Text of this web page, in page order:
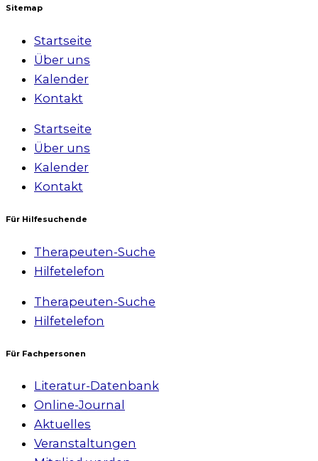
Sitemap
Startseite
Über uns
Kalender
Kontakt
Startseite
Über uns
Kalender
Kontakt
Für Hilfesuchende
Therapeuten-Suche
Hilfetelefon
Therapeuten-Suche
Hilfetelefon
Für Fachpersonen
Literatur-Datenbank
Online-Journal
Aktuelles
Veranstaltungen